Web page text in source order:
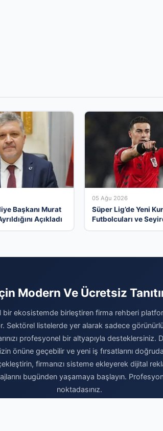
Başkanı Murat
Açıkladı
05 Ağu 2026
Süper Lig’de Yeni
Futbolcuları ve
Modern Ve Ücretsiz
bir ekosistemde birleştiren firma rehberi
Sektörel listelerde yer alarak sadece
profesyonel bir altyapıyla desteklersiniz.
önüne geçebilir ve yeni iş fırsatlarını
firmanızı sisteme ekleyerek dijital
bugünden yaşamaya başlayın.
noktadasınız.